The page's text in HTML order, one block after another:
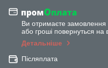
Ви отримаєте замовлення
або гроші повернуться на
Детальніше
Післяплата